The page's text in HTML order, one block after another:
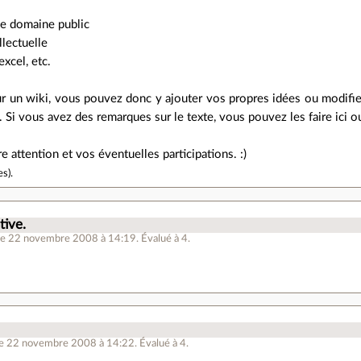
domaine public
etc.
un wiki, vous pouvez donc y ajouter vos propres idées ou
Si vous avez des remarques sur le texte, vous pouvez les faire ici
attention et vos éventuelles participations. :)
).
22 novembre 2008 à 14:19. Évalué à4.
22 novembre 2008 à 14:22. Évalué à4.